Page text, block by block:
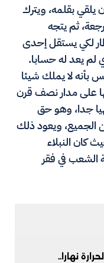
يلقي بقلمه، ويترك
ثم يتجه
لكي يستقل إحدى
لم يعد له حسابا.
بأنه لا يملك شيئا
على مدار نصف قرن
جدا، وهو حق
الجميع، ويعود ذلك
كان النبلاء
الشعب في فقر
نهارا..